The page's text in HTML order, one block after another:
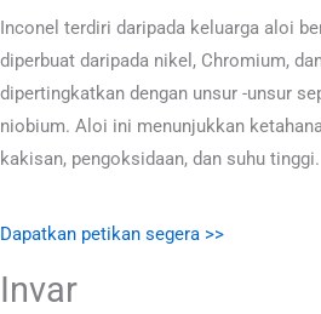
Inconel terdiri daripada keluarga aloi
diperbuat daripada nikel, Chromium,
dipertingkatkan dengan unsur -unsur
niobium. Aloi ini menunjukkan
kakisan, pengoksidaan, dan suhu tinggi.
Dapatkan petikan segera >>
Invar